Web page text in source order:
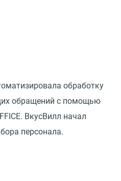
обработку
обращений с помощью
ВкусВилл начал
персонала.